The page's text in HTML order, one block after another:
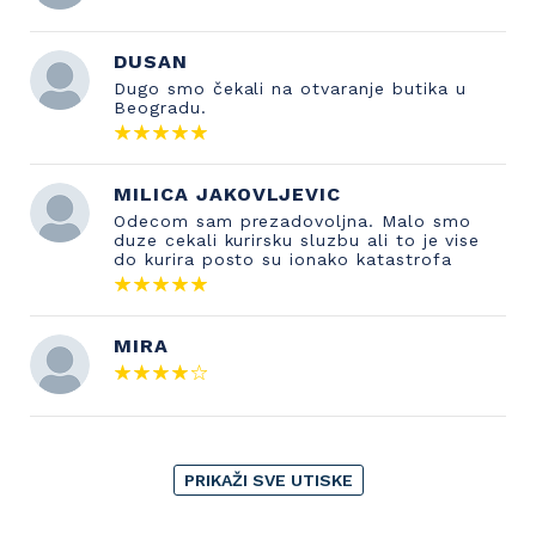
DUSAN
Dugo smo čekali na otvaranje butika u
Beogradu.
MILICA JAKOVLJEVIC
Odecom sam prezadovoljna. Malo smo
duze cekali kurirsku sluzbu ali to je vise
do kurira posto su ionako katastrofa
MIRA
PRIKAŽI SVE UTISKE